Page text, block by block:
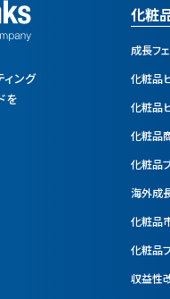
ング
を
化粧
成長フ
化粧品
化粧品
化粧品
化粧品
海外成
化粧品
化粧品
収益性